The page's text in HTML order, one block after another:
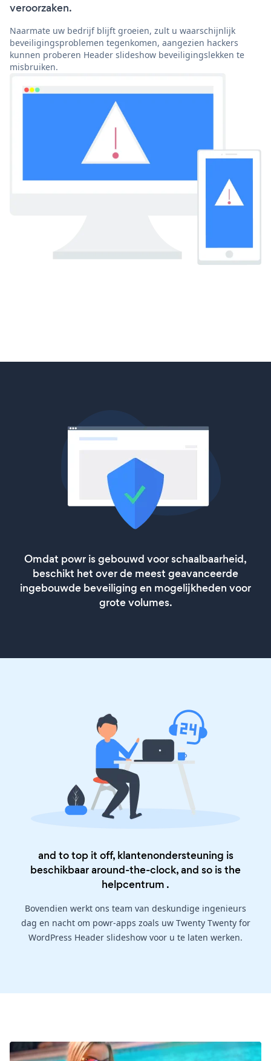
veroorzaken.
Naarmate uw bedrijf blijft groeien, zult u waarschijnlijk
beveiligingsproblemen tegenkomen, aangezien hackers
kunnen proberen Header slideshow beveiligingslekken te
misbruiken.
Omdat powr is gebouwd voor schaalbaarheid,
beschikt het over de meest geavanceerde
ingebouwde beveiliging en mogelijkheden voor
grote volumes.
and to top it off, klantenondersteuning is
beschikbaar around-the-clock, and so is the
helpcentrum .
Bovendien werkt ons team van deskundige ingenieurs
dag en nacht om powr-apps zoals uw Twenty Twenty for
WordPress Header slideshow voor u te laten werken.